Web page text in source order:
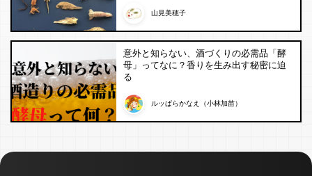
山見美穂子
意外と知らない、酒づくりの必需品「酵
母」ってなに？香りを生み出す秘密に迫
る
ルッぱらかなえ（小林加苗）